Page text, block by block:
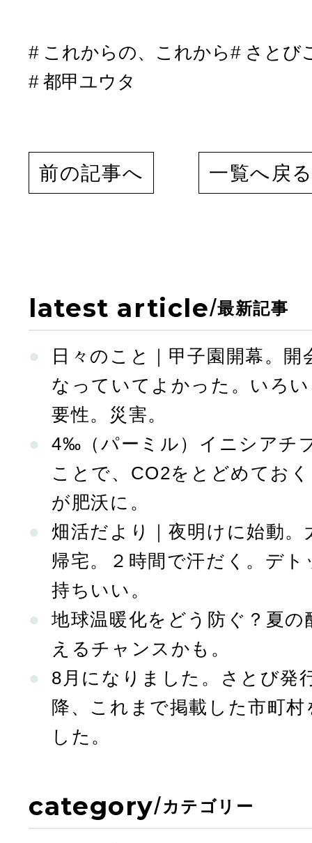
これからの、これから さとび
都甲ユウタ
前の記事へ 一覧へ戻
latest article/最新記事
日々のこと｜甲子園開幕。
なっていてよかった。いろ
要性。災害。
4‰（パーミル）イニシアチ
ことで、CO2をとどめてお
が肥沃に。
畑活だより｜夜明けに始動
帰宅。２時間で汗だく。デ
持ちいい。
地球温暖化をどう防ぐ？夏
えるチャンスかも。
8月になりました。さとび発
降、これまで掲載した市町
した。
category/カテゴリー